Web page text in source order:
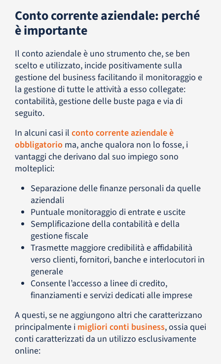
Conto corrente aziendale: perché
è importante
Il conto aziendale è uno strumento che, se ben
scelto e utilizzato, incide positivamente sulla
gestione del business facilitando il monitoraggio e
la gestione di tutte le attività a esso collegate:
contabilità, gestione delle buste paga e via di
seguito.
In alcuni casi il conto corrente aziendale è
obbligatorio ma, anche qualora non lo fosse, i
vantaggi che derivano dal suo impiego sono
molteplici:
Separazione delle finanze personali da quelle
aziendali
Puntuale monitoraggio di entrate e uscite
Semplificazione della contabilità e della
gestione fiscale
Trasmette maggiore credibilità e affidabilità
verso clienti, fornitori, banche e interlocutori in
generale
Consente l’accesso a linee di credito,
finanziamenti e servizi dedicati alle imprese
A questi, se ne aggiungono altri che caratterizzano
principalmente i migliori conti business, ossia quei
conti caratterizzati da un utilizzo esclusivamente
online: